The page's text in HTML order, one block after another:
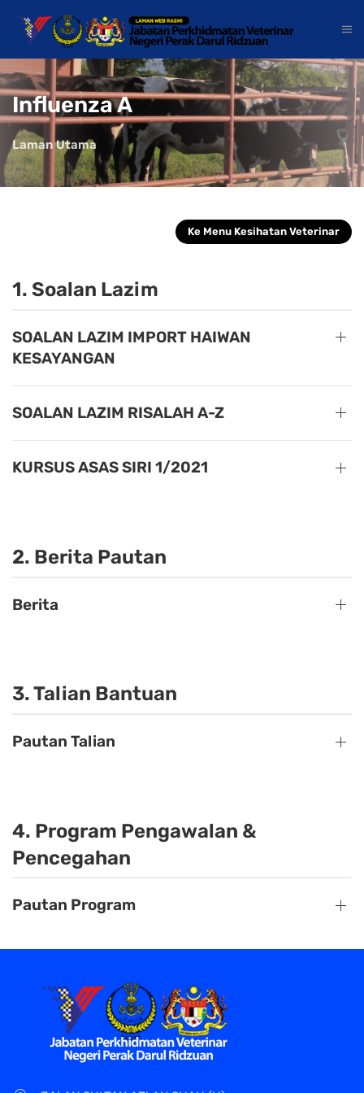
Influenza A
Laman Utama
Ke Menu Kesihatan Veterinar
1. Soalan Lazim
SOALAN LAZIM IMPORT HAIWAN
KESAYANGAN
SOALAN LAZIM RISALAH A-Z
KURSUS ASAS SIRI 1/2021
2. Berita Pautan
Berita
3. Talian Bantuan
Pautan Talian
4. Program Pengawalan &
Pencegahan
Pautan Program